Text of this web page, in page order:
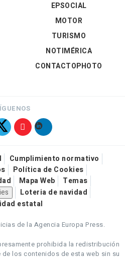
EPSOCIAL
MOTOR
TURISMO
NOTIMÉRICA
CONTACTOPHOTO
Cumplimiento normativo
Política de Cookies
Mapa Web
Temas
Loteria de navidad
estatal
de la Agencia Europa Press.
prohibida la redistribución
los contenidos de esta web sin su